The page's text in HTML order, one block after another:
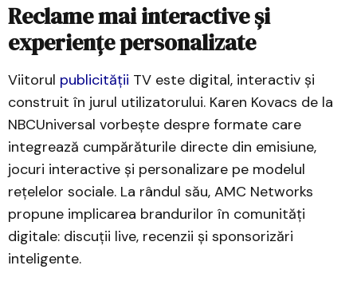
Reclame mai interactive și
experiențe personalizate
Viitorul publicității TV este digital, interactiv și
construit în jurul utilizatorului. Karen Kovacs de la
NBCUniversal vorbește despre formate care
integrează cumpărăturile directe din emisiune,
jocuri interactive și personalizare pe modelul
rețelelor sociale. La rândul său, AMC Networks
propune implicarea brandurilor în comunități
digitale: discuții live, recenzii și sponsorizări
inteligente.